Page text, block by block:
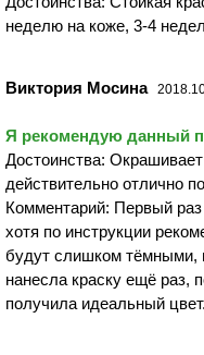
неделю на коже, 3-4
Виктория Мосина
Я рекомендую данный
Достоинства:
действительно отлично
Комментарий: Первый
хотя по инструкции
будут слишком тёмными,
нанесла краску ещё раз,
получила идеальный цвет.